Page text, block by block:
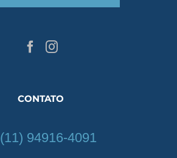
CONTATO
(11) 94916-4091